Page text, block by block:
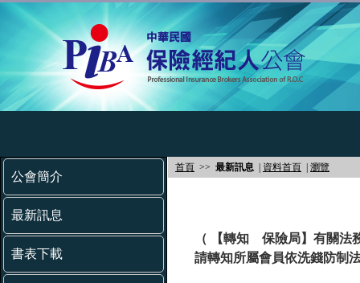
公會簡介
最新訊息
書表下載
首頁 >> 最新訊息 資料首頁 瀏覽
（ 【轉知 保險局】有關法
請轉知所屬會員依洗錢防制